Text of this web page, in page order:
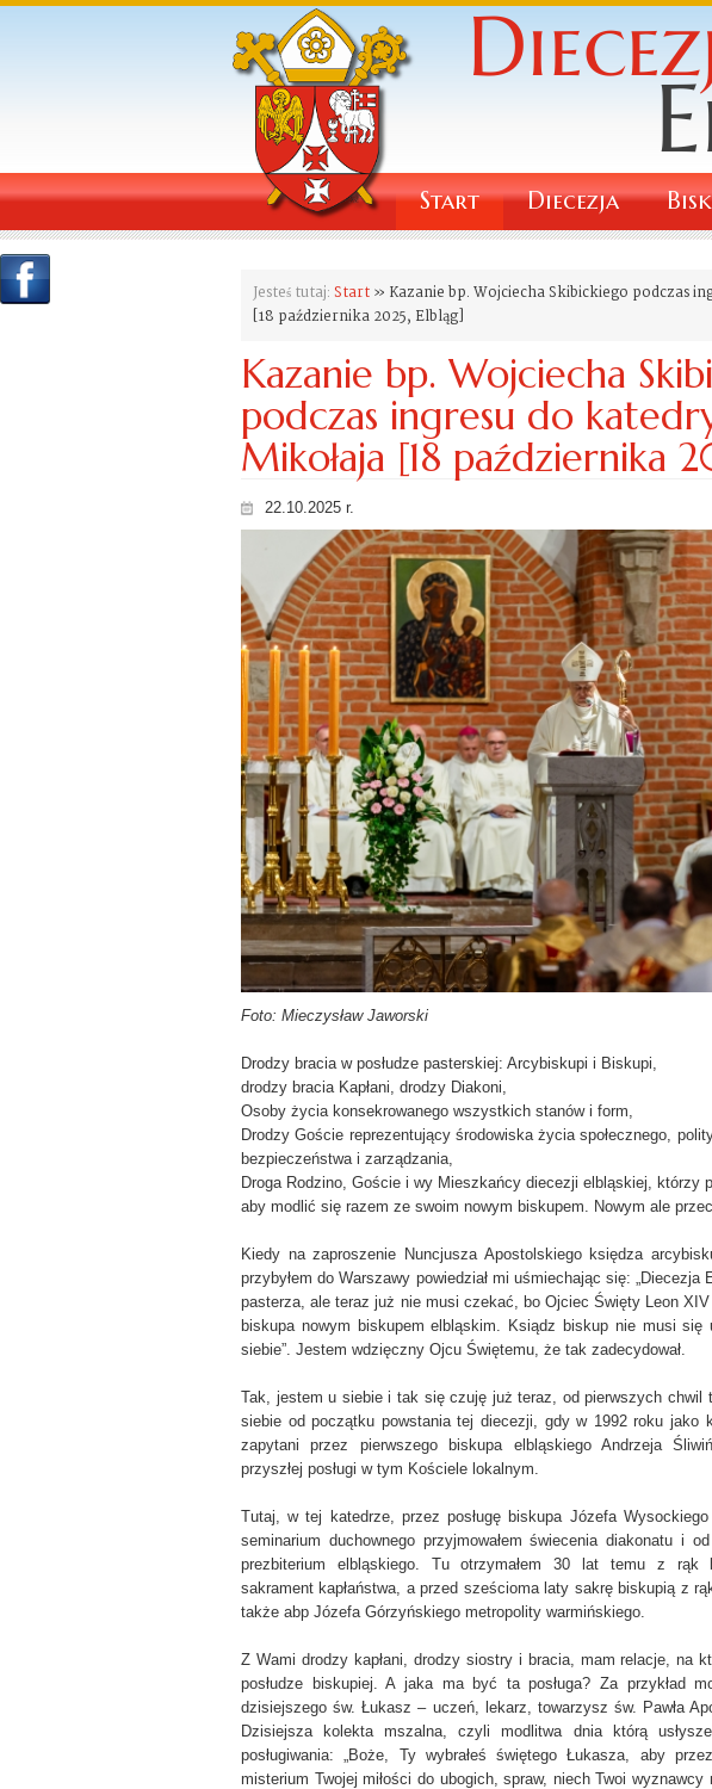
Start Diecezja
Jesteś tutaj: Start » Kazanie bp. Wojciecha Skibickiego podczas
[18 października 2025, Elbląg]
Kazanie bp. Wojciecha
podczas ingresu do
Mikołaja [18 października
22.10.2025 r.
Foto: Mieczysław Jaworski
Drodzy bracia w posłudze pasterskiej: Arcybiskupi i Biskupi,
drodzy bracia Kapłani, drodzy Diakoni,
Osoby życia konsekrowanego wszystkich stanów i form,
Drodzy Goście reprezentujący środowiska życia społecznego,
bezpieczeństwa i zarządzania,
Droga Rodzino, Goście i wy Mieszkańcy diecezji elbląskiej, którzy
aby modlić się razem ze swoim nowym biskupem. Nowym ale
Kiedy na zaproszenie Nuncjusza Apostolskiego księdza
przybyłem do Warszawy powiedział mi uśmiechając się: „Diecezja
pasterza, ale teraz już nie musi czekać, bo Ojciec Święty Leon XIV
biskupa nowym biskupem elbląskim. Ksiądz biskup nie musi
siebie”. Jestem wdzięczny Ojcu Świętemu, że tak zadecydował.
Tak, jestem u siebie i tak się czuję już teraz, od pierwszych chwil
siebie od początku powstania tej diecezji, gdy w 1992 roku jako
zapytani przez pierwszego biskupa elbląskiego Andrzeja
przyszłej posługi w tym Kościele lokalnym.
Tutaj, w tej katedrze, przez posługę biskupa Józefa
seminarium duchownego przyjmowałem świecenia diakonatu i
prezbiterium elbląskiego. Tu otrzymałem 30 lat temu z rąk
sakrament kapłaństwa, a przed sześcioma laty sakrę biskupią z
także abp Józefa Górzyńskiego metropolity warmińskiego.
Z Wami drodzy kapłani, drodzy siostry i bracia, mam relacje, na
posłudze biskupiej. A jaka ma być ta posługa? Za przykład
dzisiejszego św. Łukasz – uczeń, lekarz, towarzysz św. Pawła
Dzisiejsza kolekta mszalna, czyli modlitwa dnia którą
posługiwania: „Boże, Ty wybrałeś świętego Łukasza, aby
misterium Twojej miłości do ubogich, spraw, niech Twoi